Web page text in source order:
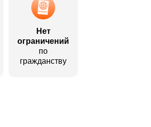
Нет
ограничений
по
гражданству